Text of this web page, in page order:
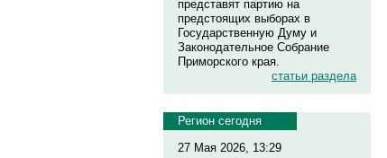
представят партию на
предстоящих выборах в
Государственную Думу и
Законодательное Собрание
Приморского края.
статьи раздела
Регион сегодня
27 Мая 2026, 13:29